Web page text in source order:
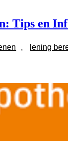
Tips en
, lening